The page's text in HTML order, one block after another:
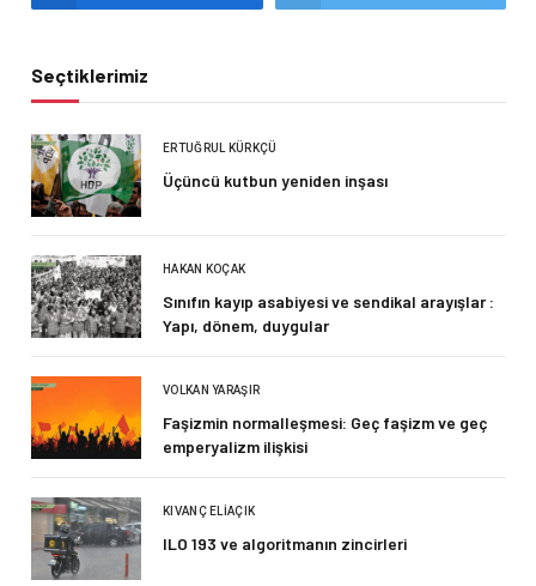
Seçtiklerimiz
ERTUĞRUL KÜRKÇÜ
Üçüncü kutbun yeniden inşası
HAKAN KOÇAK
Sınıfın kayıp asabiyesi ve sendikal arayışlar :
Yapı, dönem, duygular
VOLKAN YARAŞIR
Faşizmin normalleşmesi: Geç faşizm ve geç
emperyalizm ilişkisi
KIVANÇ ELIAÇIK
ILO 193 ve algoritmanın zincirleri